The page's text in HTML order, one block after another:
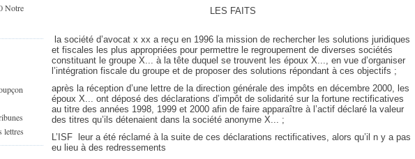
Notre
lettres
LES FAITS
la société d’avocat x xx a reçu en 1996 la mission de rechercher les solutions juridiques
et fiscales les plus appropriées pour permettre le regroupement de diverses sociétés
constituant le groupe X... à la tête duquel se trouvent les époux X..., en vue d’organiser
l’intégration fiscale du groupe et de proposer des solutions répondant à ces objectifs ;
après la réception d’une lettre de la direction générale des impôts en décembre 2000, les
époux X... ont déposé des déclarations d’impôt de solidarité sur la fortune rectificatives
au titre des années 1998, 1999 et 2000 afin de faire apparaître à l’actif déclaré la valeur
des titres qu’ils détenaient dans la société anonyme X... ;
L’ISF
leur a été réclamé à la suite de ces déclarations rectificatives, alors qu’il n y a pas
eu lieu à des redressements